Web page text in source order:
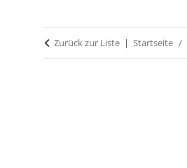
Zurück zur Liste Startseite